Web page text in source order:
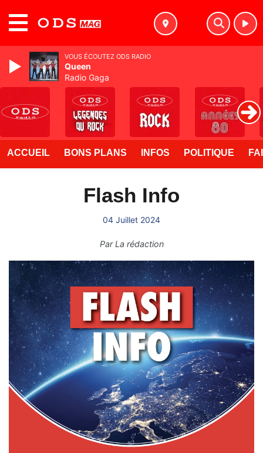
ACCUEIL BONS PLANS INFOS POLITIQUE
Flash Info
04 Juillet 2024
ParLa rédaction
VOUS ÉCOUTEZ ODS RADIO
Queen
Radio Gaga